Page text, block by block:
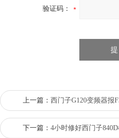
验证码：
上一篇： 西门子G120变频器报
下一篇： 4小时修好西门子